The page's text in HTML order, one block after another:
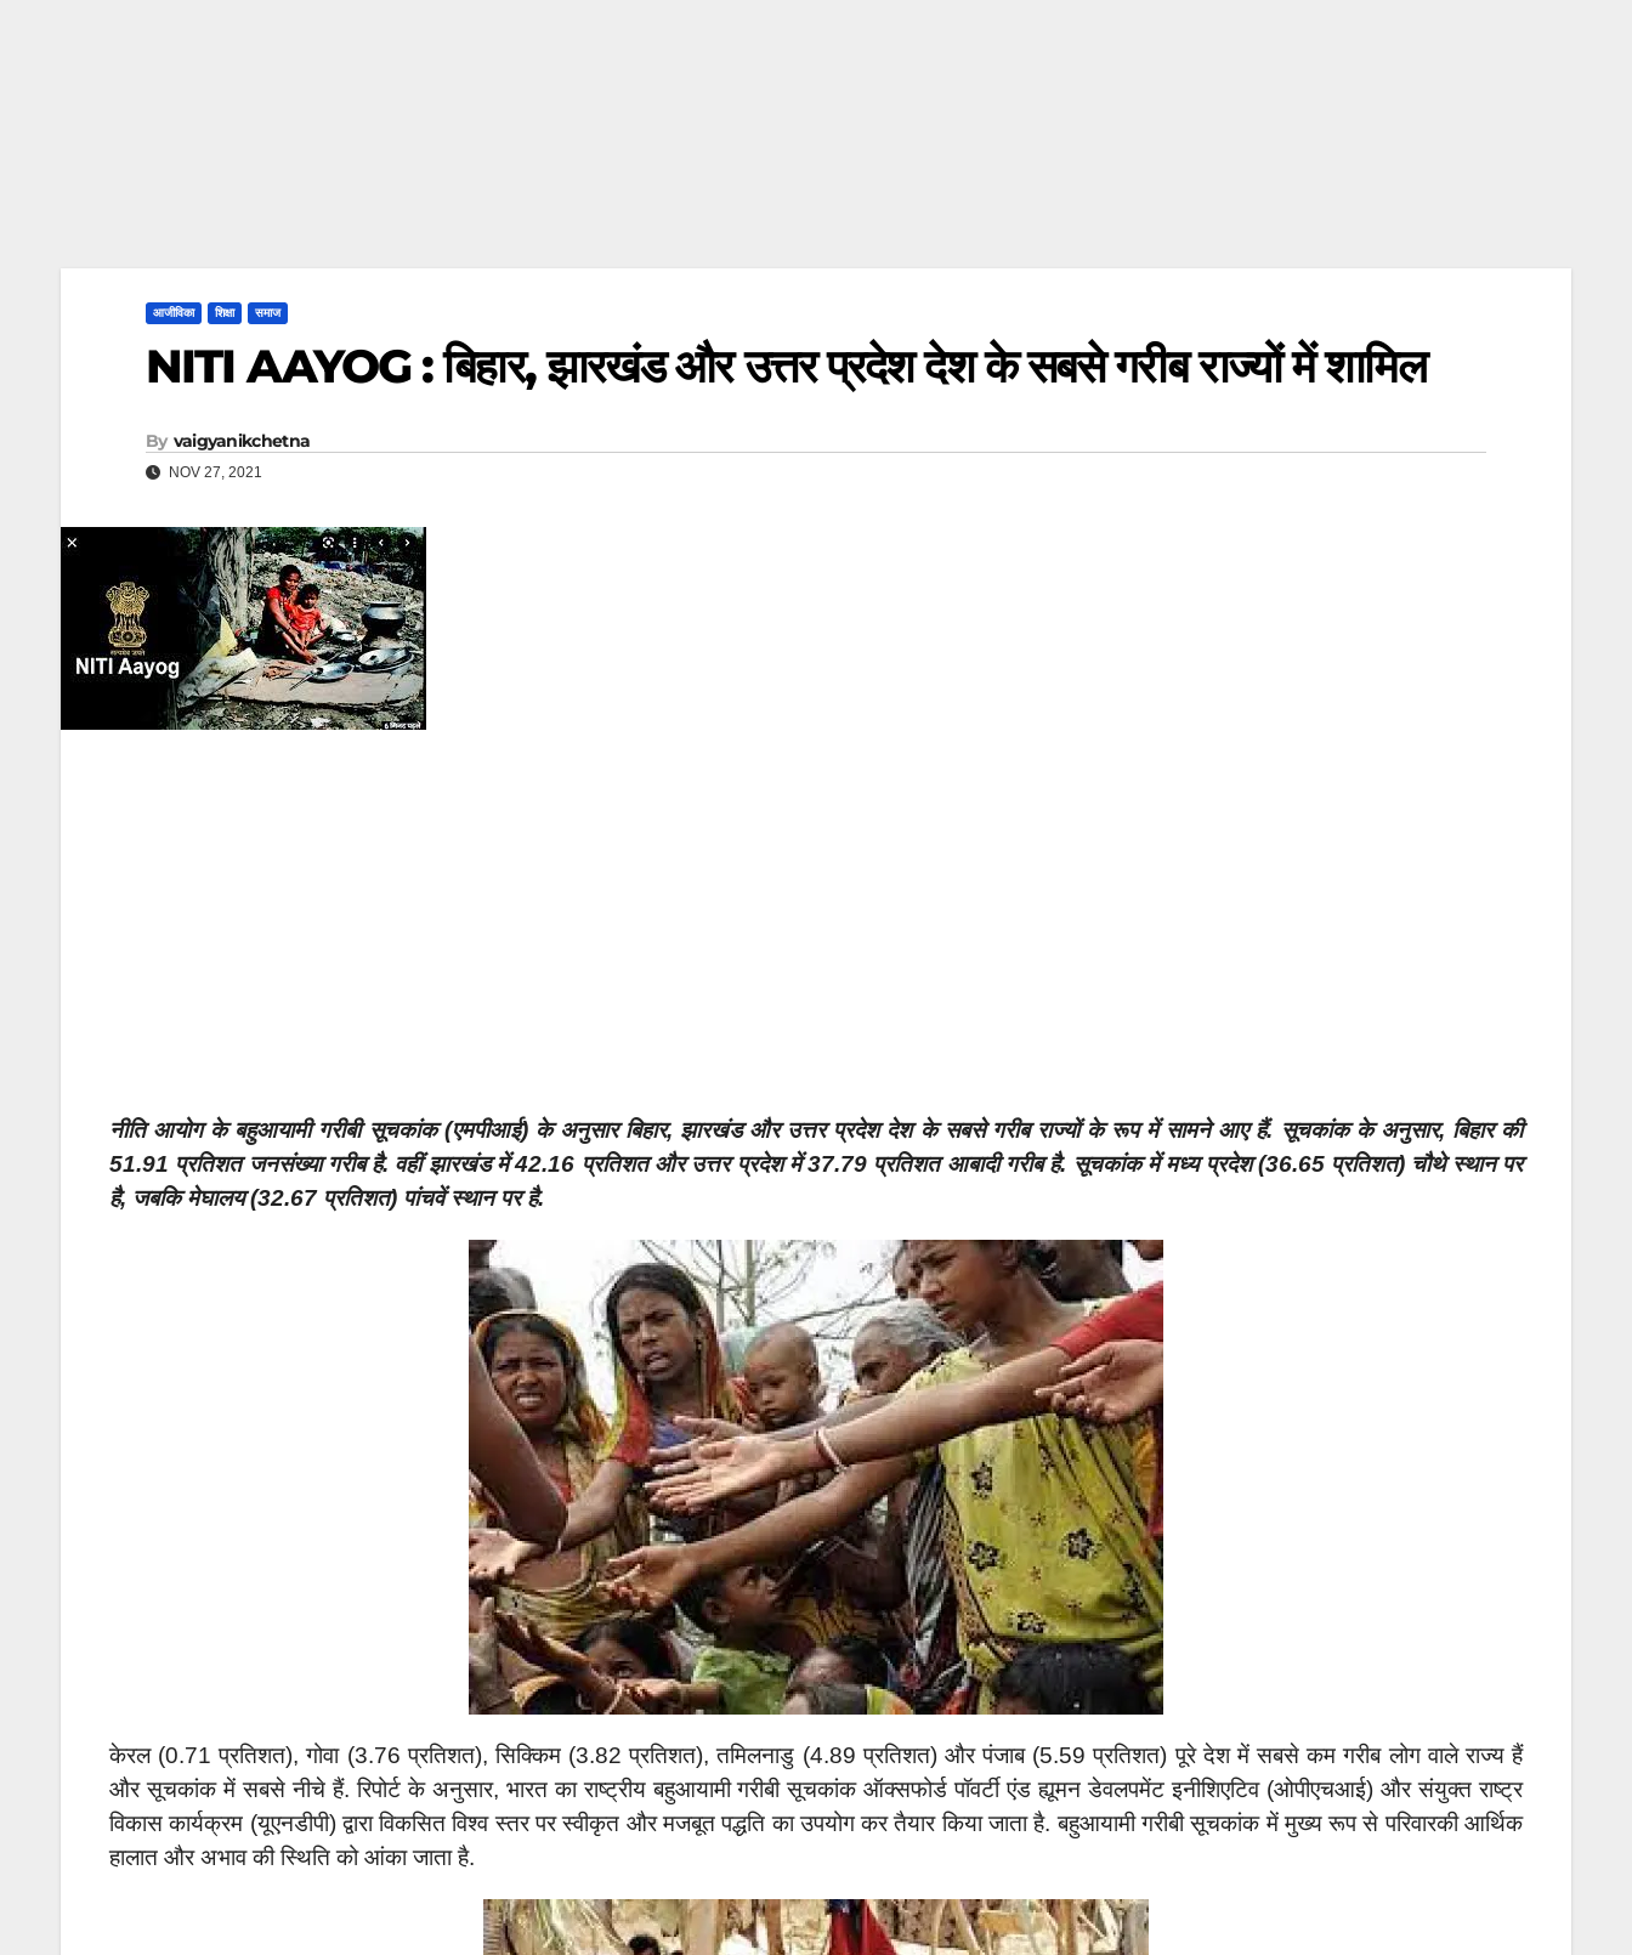
आजीविका शिक्षा समाज
NITI AAYOG : बिहार, झारखंड और उत्तर प्रदेश देश के सबसे गरीब राज्यों में शामिल
By vaigyanikchetna
NOV 27, 2021
नीति आयोग के बहुआयामी गरीबी सूचकांक (एमपीआई) के अनुसार बिहार, झारखंड और उत्तर प्रदेश देश के सबसे गरीब राज्यों के रूप में सामने आए हैं. सूचकांक के अनुसार, बिहार की
51.91 प्रतिशत जनसंख्या गरीब है. वहीं झारखंड में 42.16 प्रतिशत और उत्तर प्रदेश में 37.79 प्रतिशत आबादी गरीब है. सूचकांक में मध्य प्रदेश (36.65 प्रतिशत) चौथे स्थान पर
है, जबकि मेघालय (32.67 प्रतिशत) पांचवें स्थान पर है.
केरल (0.71 प्रतिशत), गोवा (3.76 प्रतिशत), सिक्किम (3.82 प्रतिशत), तमिलनाडु (4.89 प्रतिशत) और पंजाब (5.59 प्रतिशत) पूरे देश में सबसे कम गरीब लोग वाले राज्य हैं
और सूचकांक में सबसे नीचे हैं. रिपोर्ट के अनुसार, भारत का राष्ट्रीय बहुआयामी गरीबी सूचकांक ऑक्सफोर्ड पॉवर्टी एंड ह्यूमन डेवलपमेंट इनीशिएटिव (ओपीएचआई) और संयुक्त राष्ट्र
विकास कार्यक्रम (यूएनडीपी) द्वारा विकसित विश्व स्तर पर स्वीकृत और मजबूत पद्धति का उपयोग कर तैयार किया जाता है. बहुआयामी गरीबी सूचकांक में मुख्य रूप से परिवारकी आर्थिक
हालात और अभाव की स्थिति को आंका जाता है.